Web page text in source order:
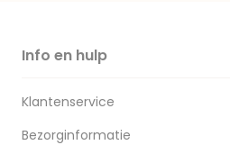
Info en hulp
Klantenservice
Bezorginformatie